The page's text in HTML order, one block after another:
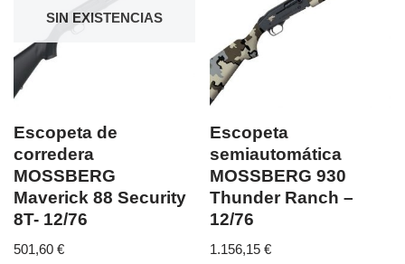
SIN EXISTENCIAS
Escopeta de
corredera
MOSSBERG
Maverick 88 Security
8T- 12/76
501,60 €
Escopeta
semiautomática
MOSSBERG 930
Thunder Ranch –
12/76
1.156,15€